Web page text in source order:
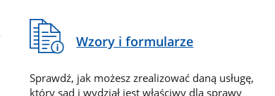
Wzory i formularze
Sprawdź, jak możesz zrealizować daną usługę,
który sąd i wydział jest właściwy dla sprawy